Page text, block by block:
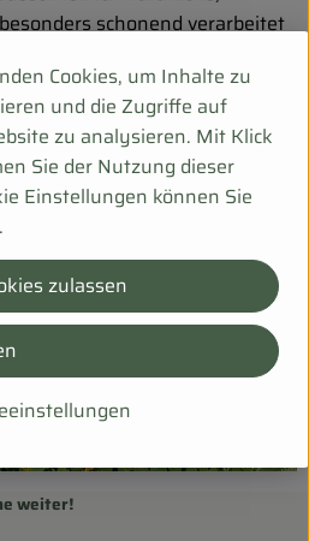
schonend verarbeitet
sozialer und
sind wesentlicher Bestandteil
weiter!
Cookies, um Inhalte zu
und die Zugriffe auf
zu analysieren. Mit Klick
Sie der Nutzung dieser
Einstellungen können Sie
zulassen